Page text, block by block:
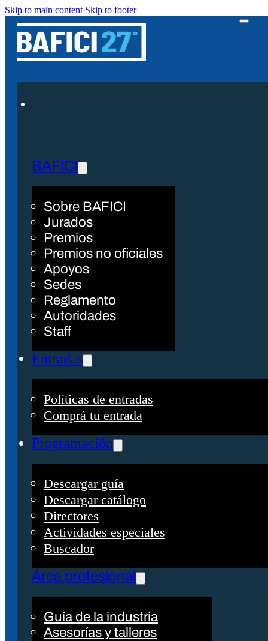
Skip to main content Skip to footer
BAFICI
Sobre BAFICI
Jurados
Premios
Premios no oficiales
Apoyos
Sedes
Reglamento
Autoridades
Staff
Entradas
Políticas de entradas
Comprá tu entrada
Programación
Descargar guía
Descargar catálogo
Directores
Actividades especiales
Buscador
Área profesional
Guía de la industria
Asesorías y talleres